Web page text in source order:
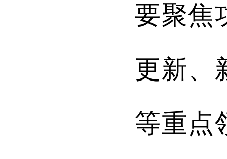
要聚焦
更新、
等重点